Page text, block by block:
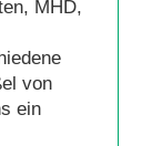
MHD,
von
ein